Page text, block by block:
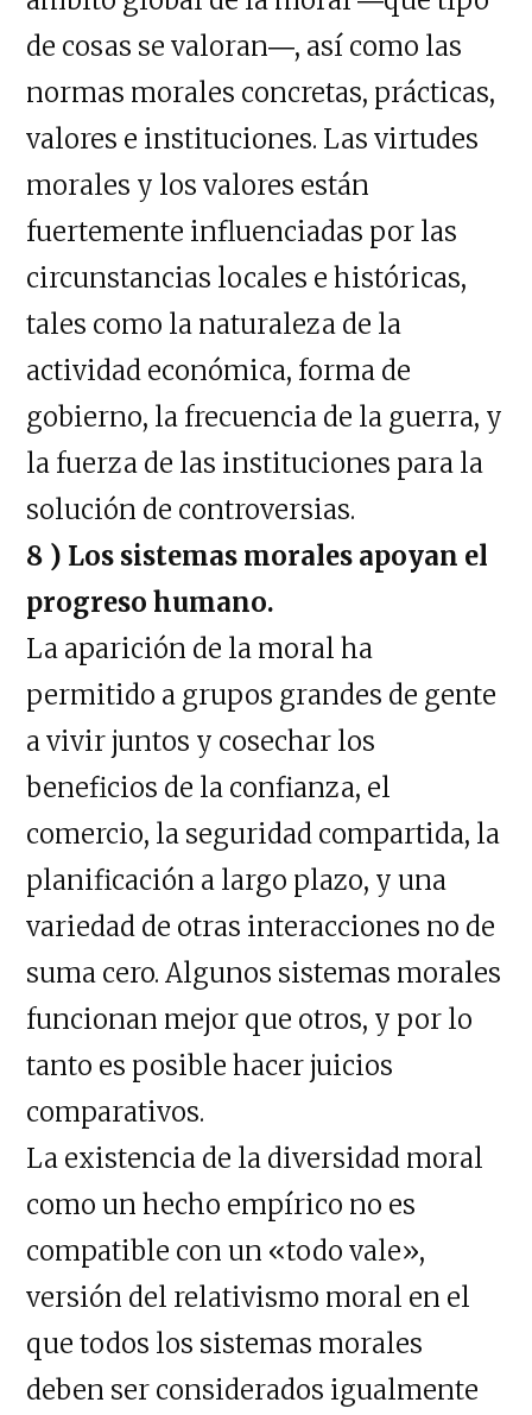
de cosas se valoran―, así como las
normas morales concretas, prácticas,
valores e instituciones. Las virtudes
morales y los valores están
fuertemente influenciadas por las
circunstancias locales e históricas,
tales como la naturaleza de la
actividad económica, forma de
gobierno, la frecuencia de la guerra, y
la fuerza de las instituciones para la
solución de controversias.
8 ) Los sistemas morales apoyan el
progreso humano.
La aparición de la moral ha
permitido a grupos grandes de gente
a vivir juntos y cosechar los
beneficios de la confianza, el
comercio, la seguridad compartida, la
planificación a largo plazo, y una
variedad de otras interacciones no de
suma cero. Algunos sistemas morales
funcionan mejor que otros, y por lo
tanto es posible hacer juicios
comparativos.
La existencia de la diversidad moral
como un hecho empírico no es
compatible con un «todo vale»,
versión del relativismo moral en el
que todos los sistemas morales
deben ser considerados igualmente